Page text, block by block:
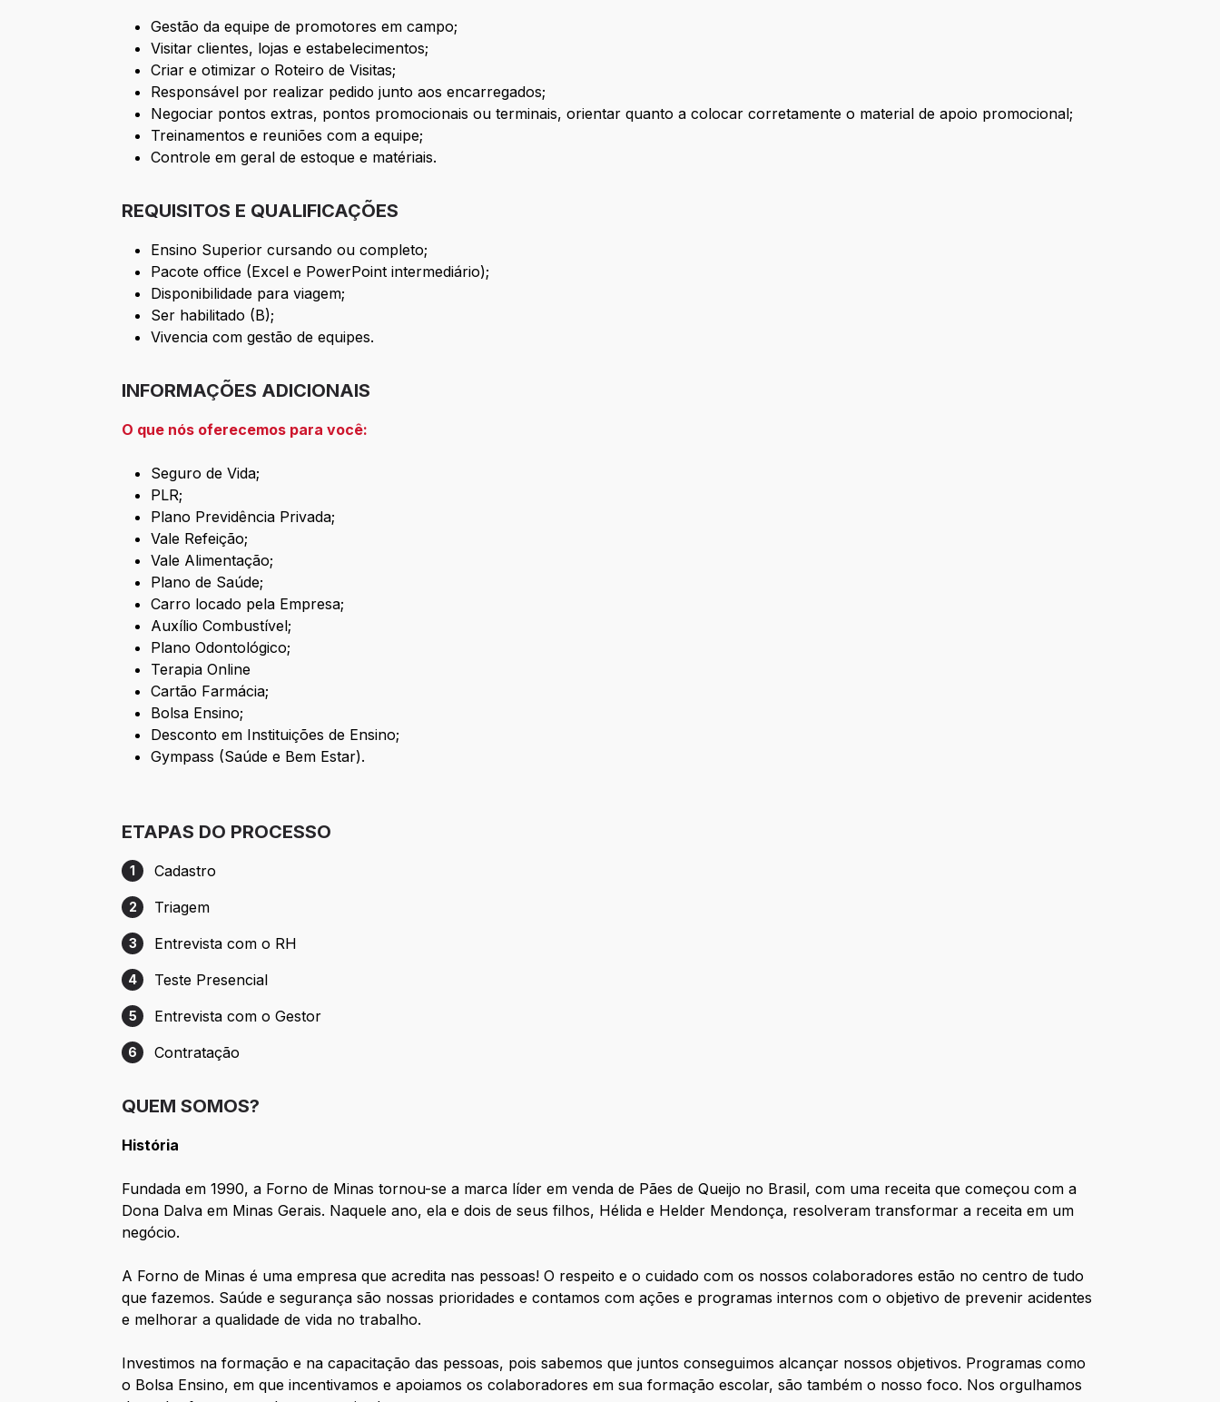
Gestão da equipe de promotores em campo;
Visitar clientes, lojas e estabelecimentos;
Criar e otimizar o Roteiro de Visitas;
Responsável por realizar pedido junto aos encarregados;
Negociar pontos extras, pontos promocionais ou terminais, orientar quanto a colocar corretamente o material de apoio promocional;
Treinamentos e reuniões com a equipe;
Controle em geral de estoque e matériais.
REQUISITOS E QUALIFICAÇÕES
Ensino Superior cursando ou completo;
Pacote office (Excel e PowerPoint intermediário);
Disponibilidade para viagem;
Ser habilitado (B);
Vivencia com gestão de equipes.
INFORMAÇÕES ADICIONAIS
O que nós oferecemos para você:
Seguro de Vida;
PLR;
Plano Previdência Privada;
Vale Refeição;
Vale Alimentação;
Plano de Saúde;
Carro locado pela Empresa;
Auxílio Combustível;
Plano Odontológico;
Terapia Online
Cartão Farmácia;
Bolsa Ensino;
Desconto em Instituições de Ensino;
Gympass (Saúde e Bem Estar).
ETAPAS DO PROCESSO
Etapa 1: Cadastro
1 Cadastro
Etapa 2: Triagem
2 Triagem
Etapa 3: Entrevista com o RH
3 Entrevista com o RH
Etapa 4: Teste Presencial
4 Teste Presencial
Etapa 5: Entrevista com o Gestor
5 Entrevista com o Gestor
Etapa 6: Contratação
6 Contratação
QUEM SOMOS?
História
Fundada em 1990, a Forno de Minas tornou-se a marca líder em venda de Pães de Queijo no Brasil, com uma receita que começou com a
Dona Dalva em Minas Gerais. Naquele ano, ela e dois de seus filhos, Hélida e Helder Mendonça, resolveram transformar a receita em um
negócio.
A Forno de Minas é uma empresa que acredita nas pessoas! O respeito e o cuidado com os nossos colaboradores estão no centro de tudo
que fazemos. Saúde e segurança são nossas prioridades e contamos com ações e programas internos com o objetivo de prevenir acidentes
e melhorar a qualidade de vida no trabalho.
Investimos na formação e na capacitação das pessoas, pois sabemos que juntos conseguimos alcançar nossos objetivos. Programas como
o Bolsa Ensino, em que incentivamos e apoiamos os colaboradores em sua formação escolar, são também o nosso foco. Nos orgulhamos